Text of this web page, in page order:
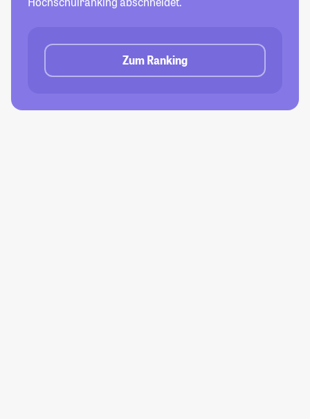
Zum Ranking